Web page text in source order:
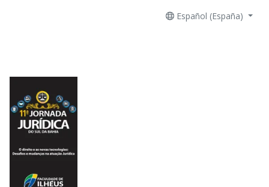
Español (España)